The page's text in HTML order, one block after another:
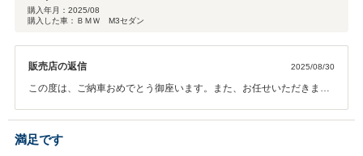
購入年月： 2025/08
購入した車：ＢＭＷ M3セダン
販売店の返信 2025/08/30
この度は、ご納車おめでとう御座います。また、お任せいただきまし
す。BMWのパフォーマンスが注ぎ込まれた一台で御座いますので、お
時間のある際は、たくさん楽しんで下さいませ。今後ともよろしくお
願いいたします。
満足です